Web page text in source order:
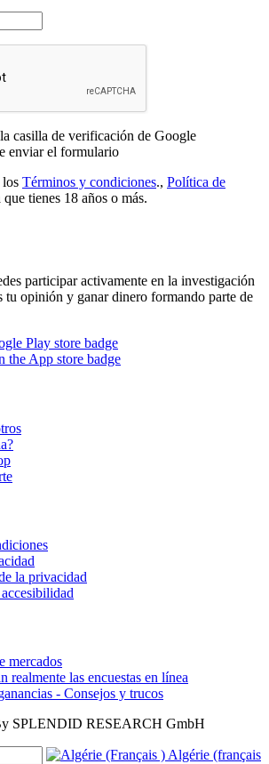
casilla de verificación de Google
enviar el formulario
los Términos y condiciones., Política de
tienes 18 años o más.
participar activamente en la investigación
tu opinión y ganar dinero formando parte de
la privacidad
mercados
realmente las encuestas en línea
- Consejos y trucos
SPLENDID RESEARCH GmbH
Algérie (français